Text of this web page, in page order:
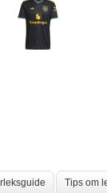
Tips om